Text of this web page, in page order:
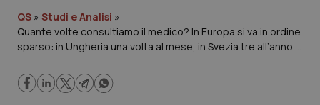
Governo e Parlamento
Regioni e Asl
Lavoro e Professioni
QS » Studi e Analisi »
Quante volte consultiamo il medico? In Europa si va in ordine
sparso: in Ungheria una volta al mese, in Svezia tre all’anno.